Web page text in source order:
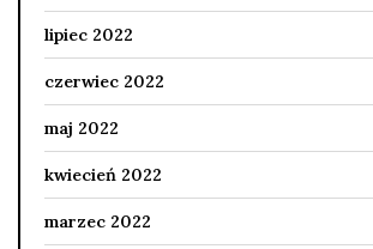
lipiec 2022
czerwiec 2022
maj 2022
kwiecień 2022
marzec 2022